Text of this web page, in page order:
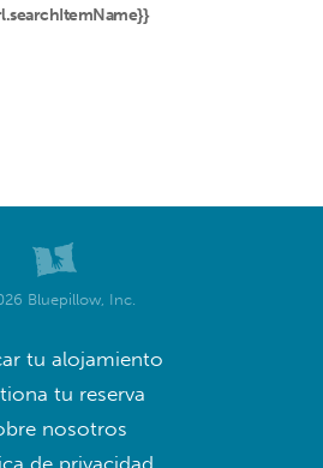
Bluepillow, Inc.
tu alojamiento
tu reserva
nosotros